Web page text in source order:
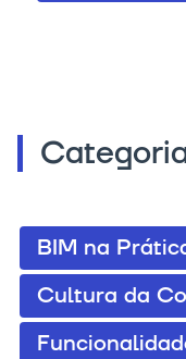
BIM na
Cultura da